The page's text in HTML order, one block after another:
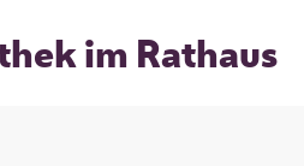
im Rathaus